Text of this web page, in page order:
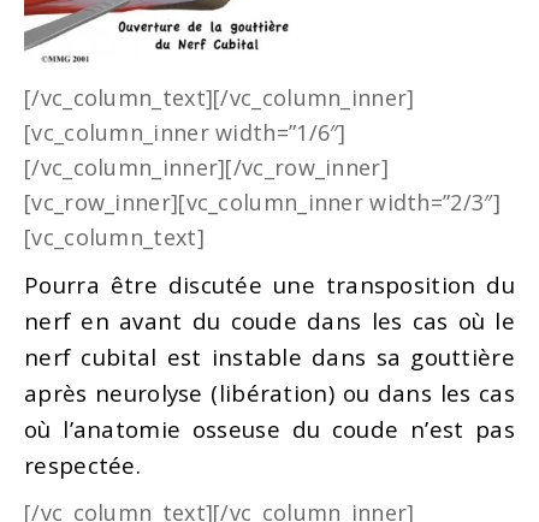
[/vc_column_text][/vc_column_inner]
[vc_column_inner width=”1/6″]
[/vc_column_inner][/vc_row_inner]
[vc_row_inner][vc_column_inner width=”2/3″]
[vc_column_text]
Pourra être discutée une transposition du
nerf en avant du coude dans les cas où le
nerf cubital est instable dans sa gouttière
après neurolyse (libération) ou dans les cas
où l’anatomie osseuse du coude n’est pas
respectée.
[/vc_column_text][/vc_column_inner]